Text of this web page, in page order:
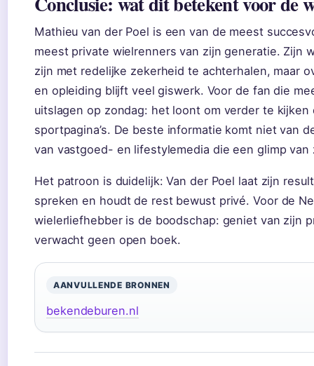
Mathieu van der Poel is een van de meest
meest private wielrenners van zijn generatie. Zijn
zijn met redelijke zekerheid te achterhalen, maar
en opleiding blijft veel giswerk. Voor de fan die
uitslagen op zondag: het loont om verder te kijken
sportpagina’s. De beste informatie komt niet van
van vastgoed- en lifestylemedia die een glimp
Het patroon is duidelijk: Van der Poel laat zijn
spreken en houdt de rest bewust privé. Voor de
wielerliefhebber is de boodschap: geniet van zijn
verwacht geen open boek.
AANVULLENDE BRONNEN
bekendeburen.nl